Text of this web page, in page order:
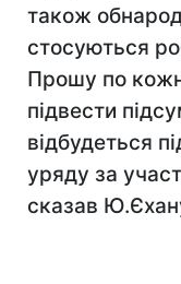
також
стосуються
Прошу по
підвести
відбудеться
уряду за
сказав